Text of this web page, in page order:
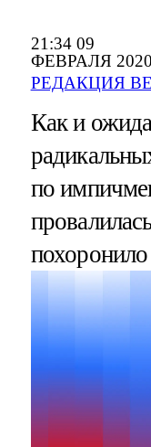
21:34 09
ФЕВРАЛЯ 2020
РЕДАКЦИЯ
Как и
по